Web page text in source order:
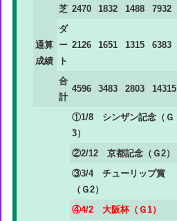
通算
成績
芝 2470 1832 1488 7932
ダ
ー
ト
2126 1651 1315 6383
合
計
4596 3483 2803 14315
①1/8 シンザン記念（Ｇ
3）
②2/12 京都記念（Ｇ2）
③3/4 チューリップ賞
（Ｇ2）
④4/2 大阪杯（Ｇ1）